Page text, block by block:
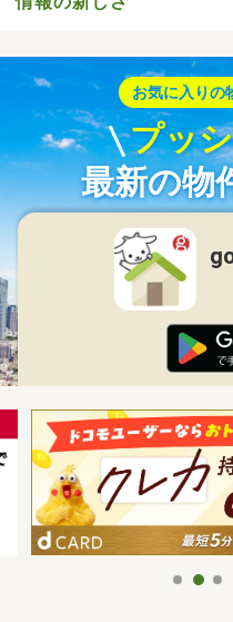
お気に入りの
プッ
最新の物